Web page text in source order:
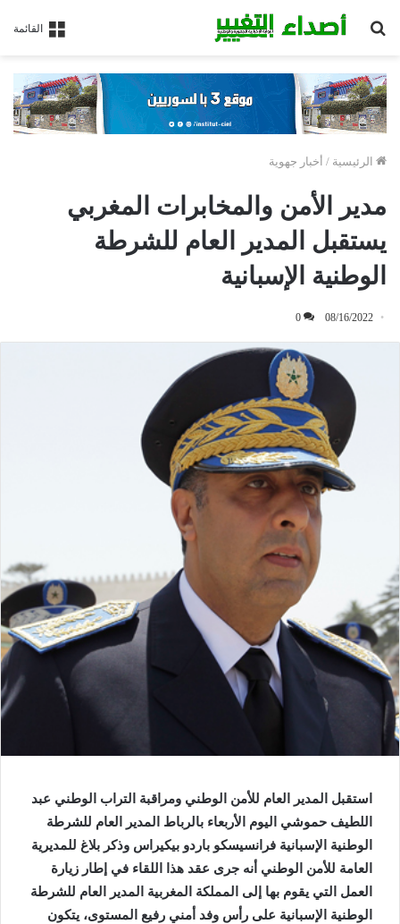
القائمة
الرئيسية / أخبار جهوية
مدير الأمن والمخابرات المغربي
يستقبل المدير العام للشرطة
الوطنية الإسبانية
08/16/2022
0
استقبل المدير العام للأمن الوطني ومراقبة التراب الوطني عبد
اللطيف حموشي اليوم الأربعاء بالرباط المدير العام للشرطة
الوطنية الإسبانية فرانسيسكو باردو بيكيراس وذكر بلاغ للمديرية
العامة للأمن الوطني أنه جرى عقد هذا اللقاء في إطار زيارة
العمل التي يقوم بها إلى المملكة المغربية المدير العام للشرطة
الوطنية الإسبانية على رأس وفد أمني رفيع المستوى، يتكون